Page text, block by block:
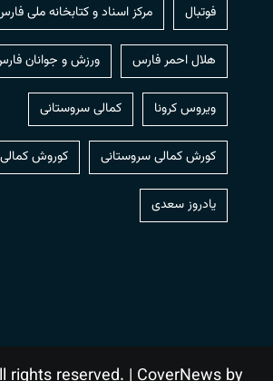
فوتبال مرکز اسناد و کتابخانه ملی
هلال احمر فارس ورزش و جوانان
ویروس کرونا کمالی سروستانی
کورش کمالی سروستانی کوروش
یادروز سعدی